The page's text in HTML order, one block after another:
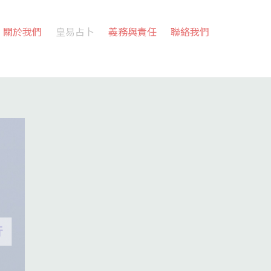
關於我們 皇易占卜 義務與責任 聯絡我們